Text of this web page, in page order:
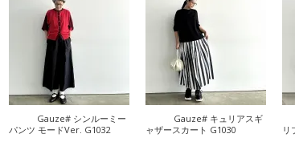
Gauze# シンルーミー
パンツ モードVer. G1032
Gauze# キュリアスギ
ャザースカート G1030
リ